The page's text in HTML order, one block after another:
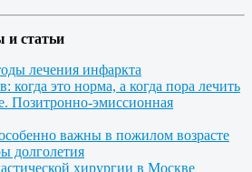
и статьи
лечения инфаркта
когда это норма, а когда пора лечить
эмиссионная
важны в пожилом возрасте
долголетия
хирургии в Москве